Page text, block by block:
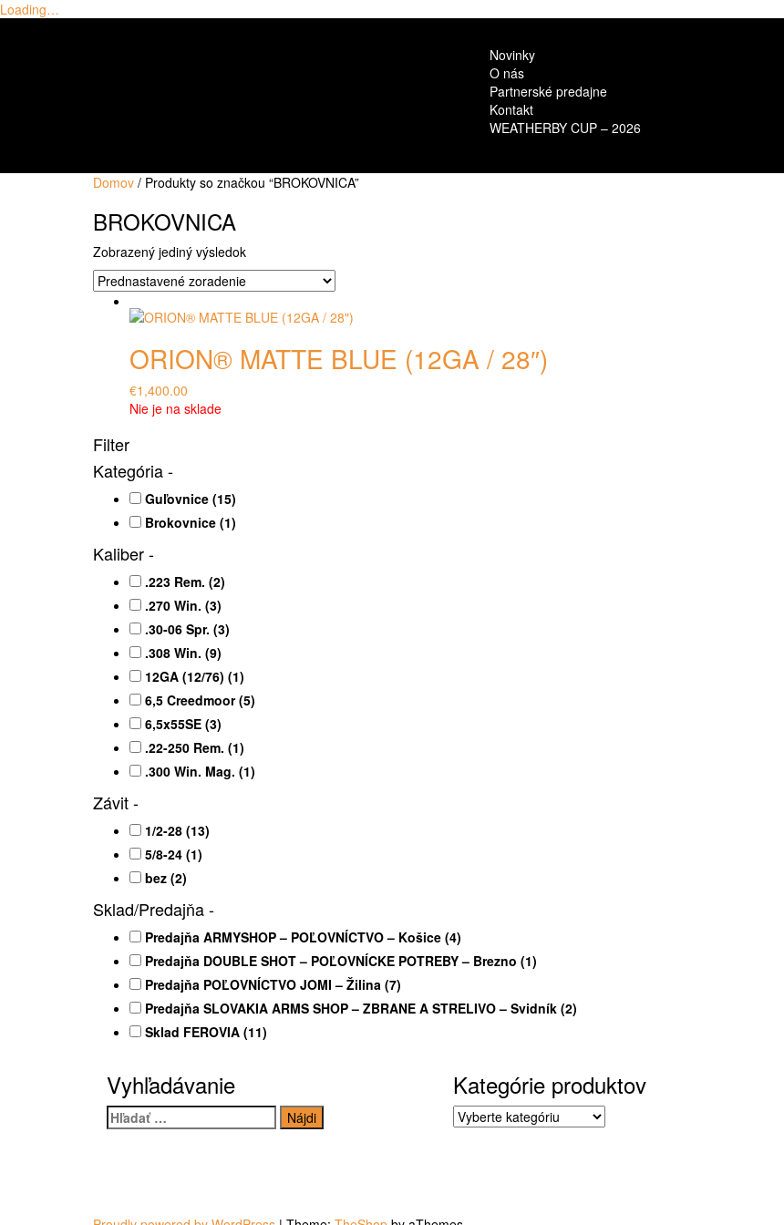
Loading…
Novinky
O nás
Partnerské predajne
Kontakt
WEATHERBY CUP – 2026
Domov / Produkty so značkou “BROKOVNICA”
BROKOVNICA
Zobrazený jediný výsledok
ORION® MATTE BLUE (12GA / 28″)
€1,400.00
Nie je na sklade
Filter
Kategória-
Guľovnice (15)
Brokovnice (1)
Kaliber-
.223 Rem. (2)
.270 Win. (3)
.30-06 Spr. (3)
.308 Win. (9)
12GA (12/76) (1)
6,5 Creedmoor(5)
6,5x55SE (3)
.22-250 Rem. (1)
.300 Win. Mag. (1)
Závit-
1/2-28 (13)
5/8-24 (1)
bez (2)
Sklad/Predajňa-
Predajňa ARMYSHOP – POĽOVNÍCTVO – Košice (4)
Predajňa DOUBLE SHOT – POĽOVNÍCKE POTREBY – Brezno (1)
Predajňa POĽOVNÍCTVO JOMI – Žilina (7)
Predajňa SLOVAKIA ARMS SHOP – ZBRANE A STRELIVO – Svidník (2)
Sklad FEROVIA (11)
Vyhľadávanie
Hľadať:
Kategórie produktov